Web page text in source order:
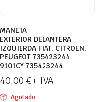
MANETA
EXTERIOR DELANTERA
IZQUIERDA FIAT, CITROEN,
PEUGEOT 735423244
9101CY 735423244
40,00 €+ IVA
Agotado